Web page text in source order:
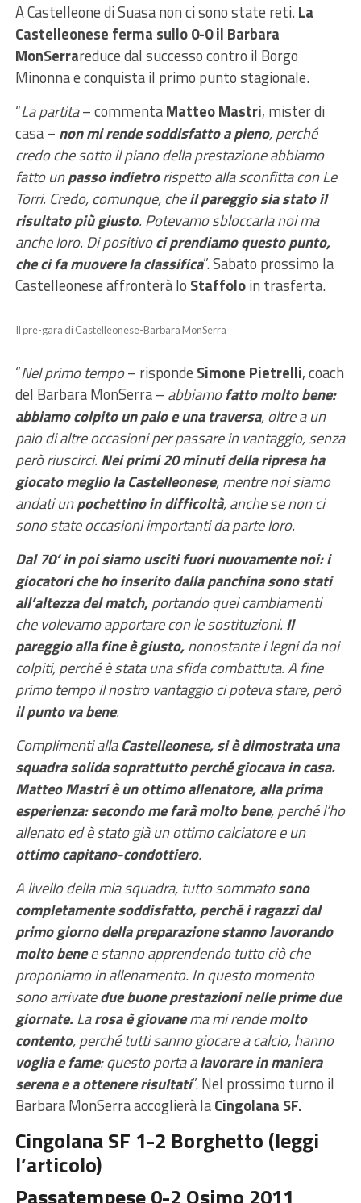
A Castelleone di Suasa non ci sono state reti.La
Castelleonese ferma sullo 0-0 il Barbara
MonSerrareduce dal successo contro il Borgo
Minonna e conquista il primo punto stagionale.
“La partita– commentaMatteo Mastri, mister di
casa – non mi rende soddisfatto a pieno, perché
credo che sotto il piano della prestazione abbiamo
fatto unpasso indietrorispetto alla sconfitta con Le
Torri. Credo, comunque, cheil pareggio sia stato il
risultato più giusto. Potevamo sbloccarla noi ma
anche loro. Di positivoci prendiamo questo punto,
che ci fa muovere la classifica”. Sabato prossimo la
Castelleonese affronterà lo Staffoloin trasferta.
Il pre-gara di Castelleonese-Barbara MonSerra
“Nel primo tempo– risponde Simone Pietrelli, coach
del Barbara MonSerra – abbiamofatto molto bene:
abbiamo colpito un palo e una traversa, oltre a un
paio di altre occasioni per passare in vantaggio, senza
però riuscirci. Nei primi 20 minuti della ripresa ha
giocato meglio la Castelleonese, mentre noi siamo
andati unpochettino in difficoltà, anche se non ci
sono state occasioni importanti da parte loro.
Dal 70’ in poi siamo usciti fuori nuovamente noi: i
giocatori che ho inserito dalla panchina sono stati
all’altezza del match,portando quei cambiamenti
che volevamo apportare con le sostituzioni. Il
pareggio alla fine è giusto,nonostante i legni da noi
colpiti, perché è stata una sfida combattuta. A fine
primo tempo il nostro vantaggio ci poteva stare, però
il punto va bene.
Complimenti allaCastelleonese, si è dimostrata una
squadra solida soprattutto perché giocava in casa.
Matteo Mastri è un ottimo allenatore, alla prima
esperienza: secondo me farà molto bene, perché l’ho
allenato ed è stato già un ottimo calciatore e un
ottimo capitano-condottiero.
A livello della mia squadra, tutto sommatosono
completamente soddisfatto, perché i ragazzi dal
primo giorno della preparazione stanno lavorando
molto benee stanno apprendendo tutto ciò che
proponiamo in allenamento. In questo momento
sono arrivatedue buone prestazioni nelle prime due
giornate.Larosa è giovanema mi rendemolto
contento, perché tutti sanno giocare a calcio, hanno
voglia e fame: questo porta alavorare in maniera
serena e a ottenere risultati”. Nel prossimo turno il
Barbara MonSerra accoglierà laCingolana SF.
Cingolana SF 1-2 Borghetto (leggi
l’articolo)